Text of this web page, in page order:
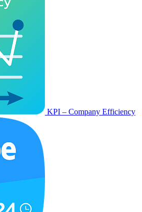
KPI – Company Efficiency